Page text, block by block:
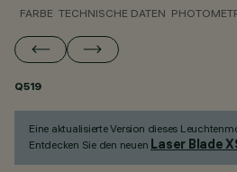
FARBE TECHNISCHE DATEN
Q519
Eine aktualisierte Version dieses
Entdecken Sie den neuen Laser Blade